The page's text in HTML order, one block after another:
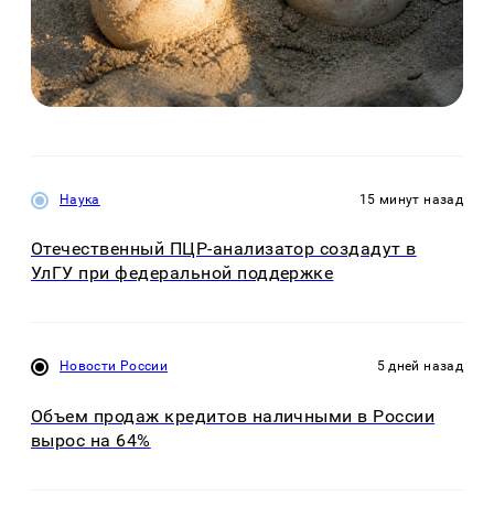
Наука 15 минут назад
Отечественный ПЦР-анализатор создадут в
УлГУ при федеральной поддержке
Новости России 5 дней назад
Объем продаж кредитов наличными в России
вырос на 64%